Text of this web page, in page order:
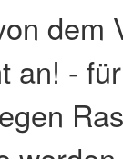
dem
an! - für